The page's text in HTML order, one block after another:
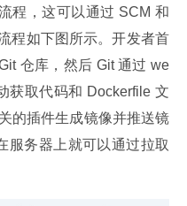
程，这可以通过 SCM 和
程如下图所示。开发者首
仓库，然后 Git 通过 we
获取代码和 Dockerfile 文
的插件生成镜像并推送镜
服务器上就可以通过拉取